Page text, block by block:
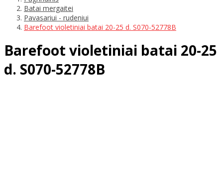
Batai mergaitei
Pavasariui - rudeniui
Barefoot violetiniai batai 20-25 d. S070-52778B
Barefoot violetiniai batai 20-25
d. S070-52778B